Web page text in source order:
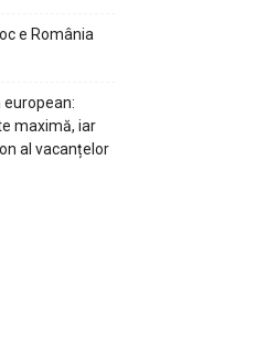
e România
maximă, iar
al vacanțelor